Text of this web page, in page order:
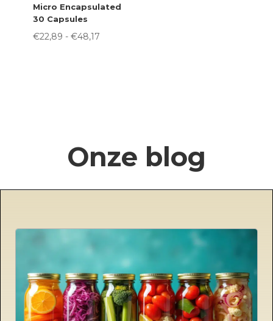
Micro Encapsulated
30 Capsules
€22,89 - €48,17Prijsklasse:
Onze blog